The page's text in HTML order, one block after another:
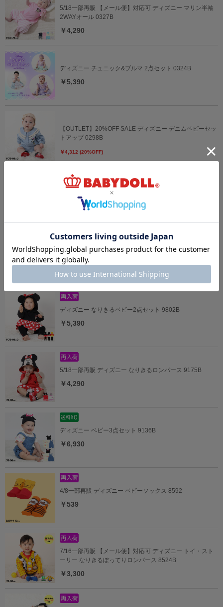
5/18一部再販 【メール便】対応可 ディズニー マリン半袖
2WAYオール 0327B
￥4,290
ディズニー チュニック&ブルマ 2点セット 0324B
￥5,390
【OUTLET】20%OFF SALE ディズニー デニムベビーセッ
トアップ 0298B
￥4,312 (20%OFF)
ディズニー ベビー3点セット 0141B
￥5,940
ディズニー おしりキャラクターべビータイツ 9604
￥1,980
ディズニー なりきるベビー2点セット 9802B
￥5,390
5/18一部再販 ディズニー なりきるロンパース 9175B
￥4,290
ディズニー ベビー3点セット 9136B
￥6,930
4/8一部再販 ディズニー ベビーソックス 8592
￥539
7/16一部再販 【メール便】対応可 ディズニー トイ・スト
ーリー なりきるぽってりロンパース 8524B
￥3,300